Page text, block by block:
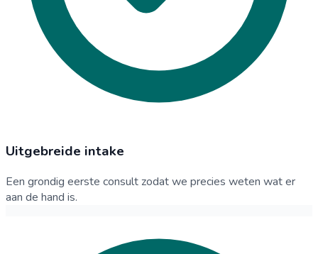
Uitgebreide intake
Een grondig eerste consult zodat we precies weten wat er
aan de hand is.